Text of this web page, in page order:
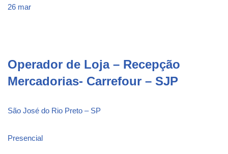
26 mar
Operador de Loja – Recepção
Mercadorias- Carrefour – SJP
São José do Rio Preto – SP
Presencial